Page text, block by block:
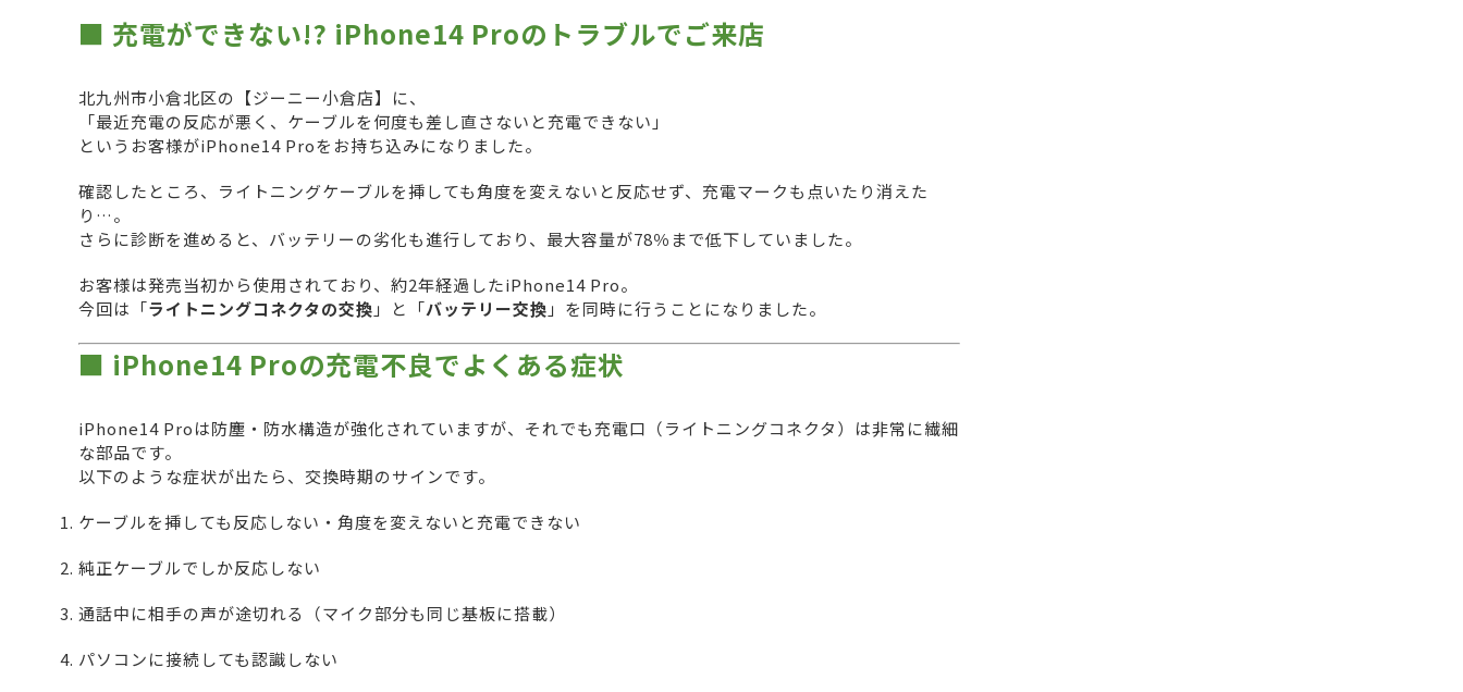
■ 充電ができない!? iPhone14 Proのトラブルでご来店
北九州市小倉北区の【ジーニー小倉店】に、
「最近充電の反応が悪く、ケーブルを何度も差し直さないと充電できない」
というお客様がiPhone14 Proをお持ち込みになりました。
確認したところ、ライトニングケーブルを挿しても角度を変えないと反応せず、充電マークも点いたり消えた
り…。
さらに診断を進めると、バッテリーの劣化も進行しており、最大容量が78％まで低下していました。
お客様は発売当初から使用されており、約2年経過したiPhone14 Pro。
今回は「ライトニングコネクタの交換 」と「バッテリー交換 」を同時に行うことになりました。
■ iPhone14 Proの充電不良でよくある症状
iPhone14 Proは防塵・防水構造が強化されていますが、それでも充電口（ライトニングコネクタ）は非常に繊細
な部品です。
以下のような症状が出たら、交換時期のサインです。
ケーブルを挿しても反応しない・角度を変えないと充電できない
純正ケーブルでしか反応しない
通話中に相手の声が途切れる（マイク部分も同じ基板に搭載）
パソコンに接続しても認識しない